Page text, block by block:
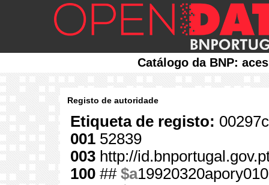
Catálogo da BNP:
Registo de autoridade
Etiqueta de registo:
001 52839
003 http://
100 ## $a